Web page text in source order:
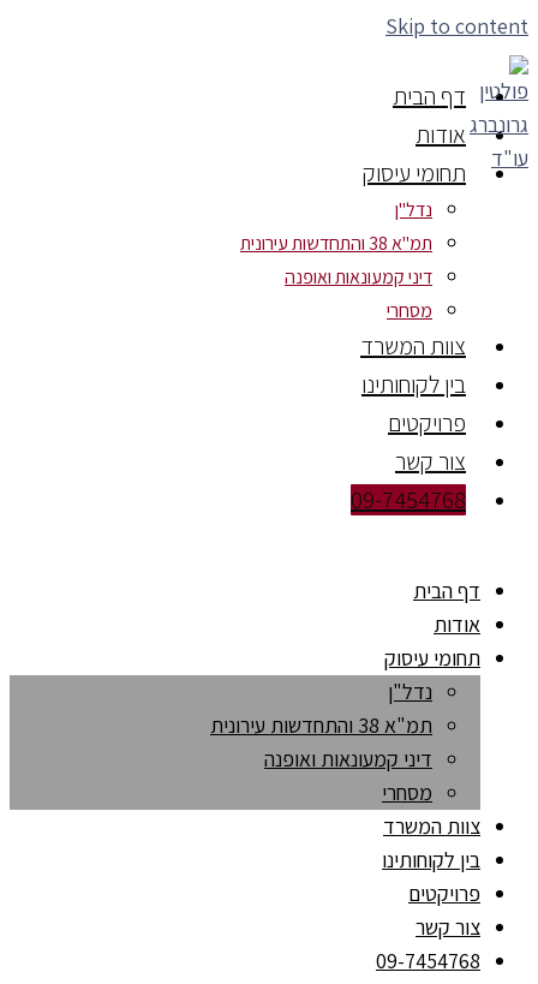
Skip to content
דף הבית
אודות
תחומי עיסוק
נדל"ן
תמ"א 38 והתחדשות עירונית
דיני קמעונאות ואופנה
מסחרי
צוות המשרד
בין לקוחותינו
פרויקטים
צור קשר
09-7454768
דף הבית
אודות
תחומי עיסוק
נדל"ן
תמ"א 38 והתחדשות עירונית
דיני קמעונאות ואופנה
מסחרי
צוות המשרד
בין לקוחותינו
פרויקטים
צור קשר
09-7454768